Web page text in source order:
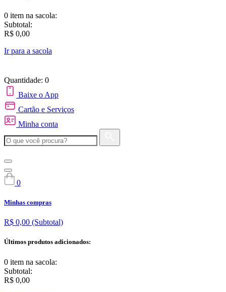
0 item na sacola:
Subtotal:
R$ 0,00
Ir para a sacola
Quantidade: 0
Baixe o App
Cartão e Serviços
Minha conta
0
Minhas compras
R$ 0,00 (Subtotal)
Últimos produtos adicionados:
0 item na sacola:
Subtotal:
R$ 0,00